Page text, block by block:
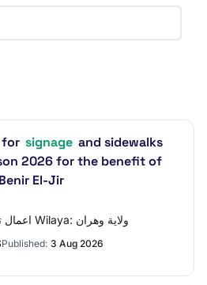
for signage and sidewalks
2026 for the benefit of
El-Jir
Sectors: اعمال ترميم والتشطيب Wilaya: ولاية وهران
Published: 3 Aug 2026